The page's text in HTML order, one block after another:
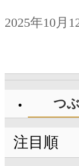
2025年10月
つ
注目順